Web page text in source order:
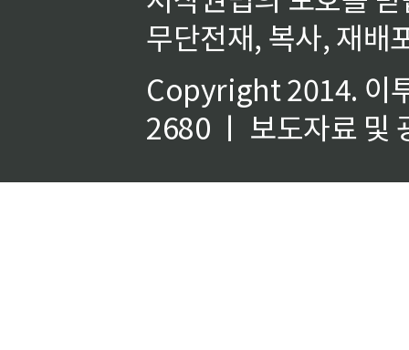
무단전재, 복사, 재배
Copyright 2014. 이
2680 ㅣ 보도자료